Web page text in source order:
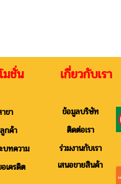
มชั่น เกี่ยวกับ
ขา
กค้า
บทความ
เครดิต
ข้อมูลบริษัท
ติดต่อเรา
ร่วมงานกับเรา
เสนอขายสินค้า